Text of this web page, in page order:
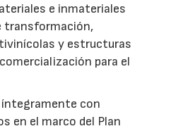
e inmateriales
transformación,
y estructuras
para el
íntegramente con
en el marco del Plan